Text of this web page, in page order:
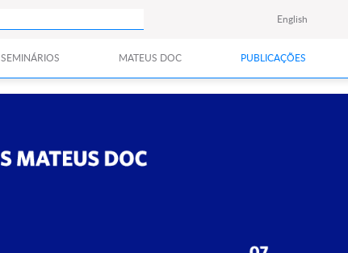
English
SEMINÁRIOS MATEUS DOC PUBLICAÇÕES